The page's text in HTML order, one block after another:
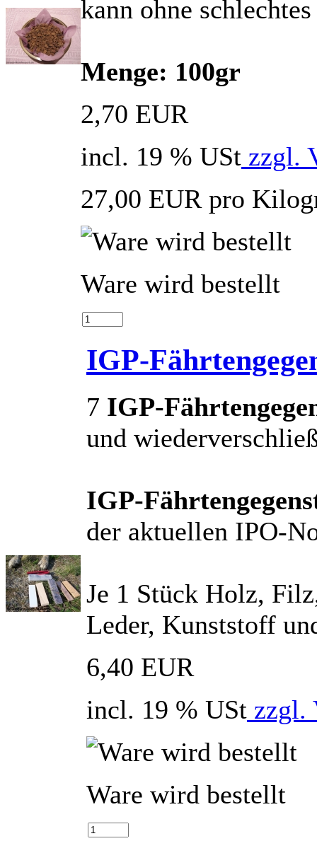
kann ohne
Menge: 100gr
2,70 EUR
incl. 19 % USt zzgl.
27,00 EUR pro
Ware wird bestellt
IGP-
7 IGP-
und
IGP-
der aktuellen IPO-
Je 1 Stück Holz,
Leder, Kunststoff
6,40 EUR
incl. 19 % USt zzgl.
Ware wird bestellt